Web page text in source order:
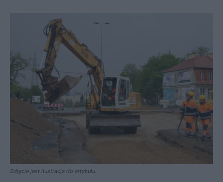
Zdjęcie jest ilustracja do artykułu.